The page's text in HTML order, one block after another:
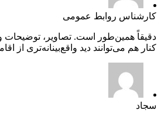
کارشناس روابط عمومی
دقیقاً همین‌طور است. تصاویر، توضیحات و
کنار هم می‌توانند دید واقع‌بینانه‌تری از
سجاد